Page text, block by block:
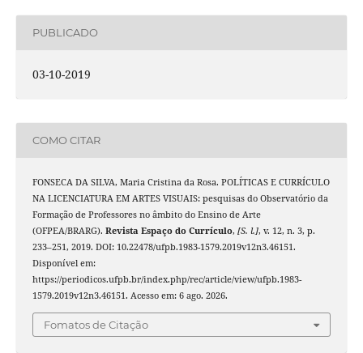
PUBLICADO
03-10-2019
COMO CITAR
FONSECA DA SILVA, Maria Cristina da Rosa. POLÍTICAS E CURRÍCULO
NA LICENCIATURA EM ARTES VISUAIS: pesquisas do Observatório da
Formação de Professores no âmbito do Ensino de Arte
(OFPEA/BRARG). Revista Espaço do Currículo, [S. l.], v. 12, n. 3, p.
233–251, 2019. DOI: 10.22478/ufpb.1983-1579.2019v12n3.46151.
Disponível em:
https://periodicos.ufpb.br/index.php/rec/article/view/ufpb.1983-
1579.2019v12n3.46151. Acesso em: 6 ago. 2026.
Fomatos de Citação